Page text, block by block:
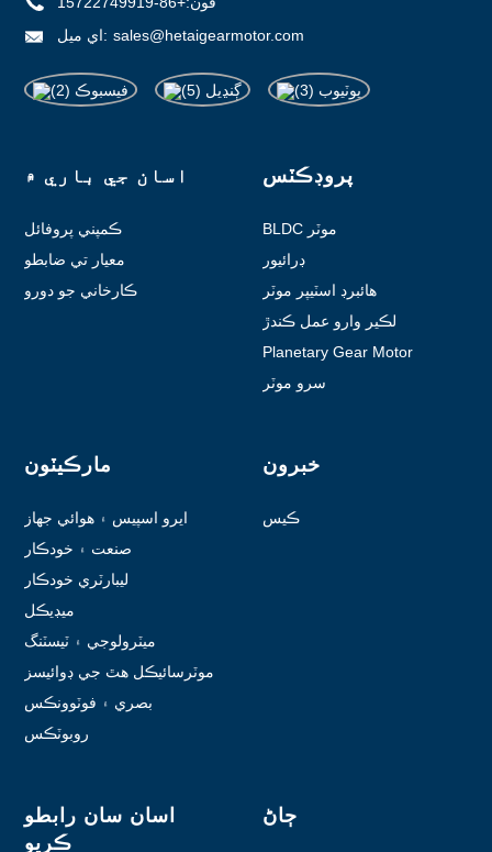
اي ميل: sales@hetaigearmotor.com
اسان جي باري ۾
ڪمپني پروفائل
معيار تي ضابطو
ڪارخاني جو دورو
پروڊڪٽس
BLDC موٽر
ڊرائيور
هائبرڊ اسٽيپر موٽر
لڪير وارو عمل ڪندڙ
Planetary Gear Motor
سرو موٽر
مارڪيٽون
ايرو اسپيس ۽ هوائي جهاز
صنعت ۽ خودڪار
ليبارٽري خودڪار
ميڊيڪل
ميٽرولوجي ۽ ٽيسٽنگ
موٽرسائيڪل هٿ جي ڊوائيسز
بصري ۽ فوٽوونڪس
روبوٽڪس
خبرون
ڪيس
اسان سان رابطو
ڪريو
ڄاڻ